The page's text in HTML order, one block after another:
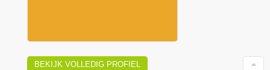
BEKIJK VOLLEDIG PROFIEL